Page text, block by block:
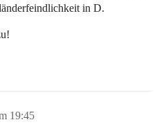
in D.
19:45